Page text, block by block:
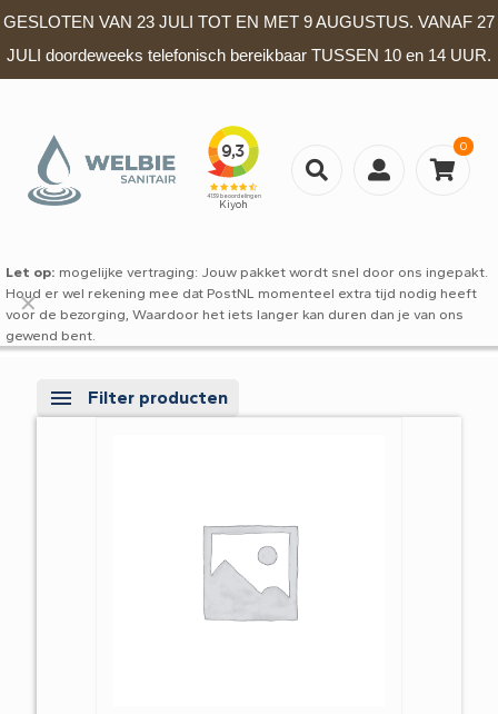
GESLOTEN VAN 23 JULI TOT EN MET 9 AUGUSTUS. VANAF 27
JULI doordeweeks telefonisch bereikbaar TUSSEN 10 en 14 UUR.
0
Let op: mogelijke vertraging: Jouw pakket wordt snel door ons ingepakt.
Houd er wel rekening mee dat PostNL momenteel extra tijd nodig heeft
voor de bezorging, Waardoor het iets langer kan duren dan je van ons
gewend bent.
✕
Filter producten